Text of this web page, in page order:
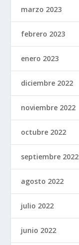
marzo 2023
febrero 2023
enero 2023
diciembre 2022
noviembre 2022
octubre 2022
septiembre 2022
agosto 2022
julio 2022
junio 2022